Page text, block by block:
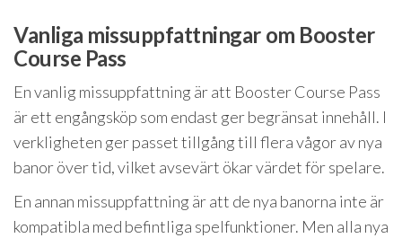
Vanliga missuppfattningar om Booster
Course Pass
En vanlig missuppfattning är att Booster Course Pass
är ett engångsköp som endast ger begränsat innehåll. I
verkligheten ger passet tillgång till flera vågor av nya
banor över tid, vilket avsevärt ökar värdet för spelare.
En annan missuppfattning är att de nya banorna inte är
kompatibla med befintliga spelfunktioner. Men alla nya